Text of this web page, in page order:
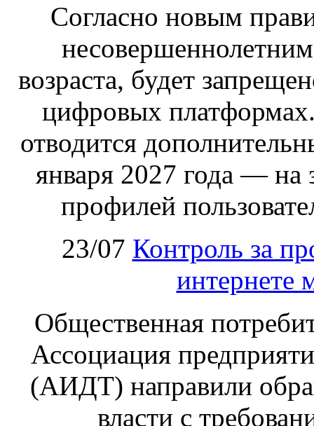
Согласно новым
возраста, будет
цифровых
отводится
января 2027 года —
профилей
23/07 Контроль за
интернете
Общественная
Ассоциация
(АИДТ) направили
власти с